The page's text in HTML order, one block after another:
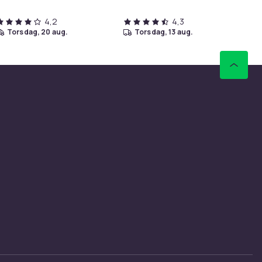
4,2
torsdag, 20 aug.
4,3
torsdag, 13 aug.